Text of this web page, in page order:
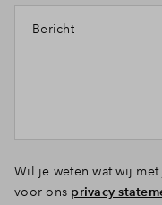
Bericht
Wil je weten wat wij
voor ons privacy